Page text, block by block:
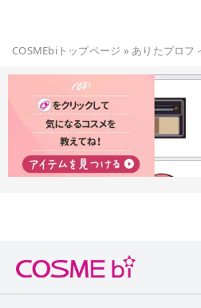
シャクヤク根エキス、加水分解コラ
成分）
COSMEbiトップページ » ありたプロフ